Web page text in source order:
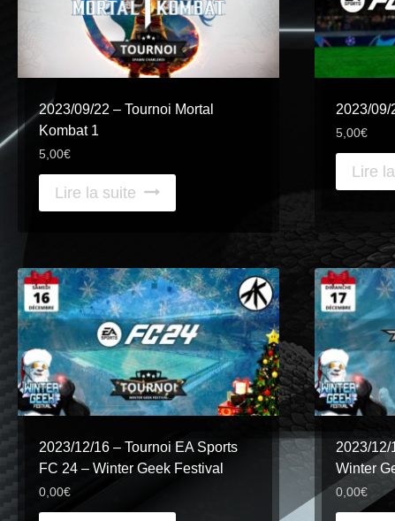
2023/09/22 – Tournoi Mortal
Kombat 1
5,00€
Lire la suite
2023/09/
5,00€
Lire
2023/12/16 – Tournoi EA Sports
FC 24 – Winter Geek Festival
0,00€
2023/12/
Winter
0,00€